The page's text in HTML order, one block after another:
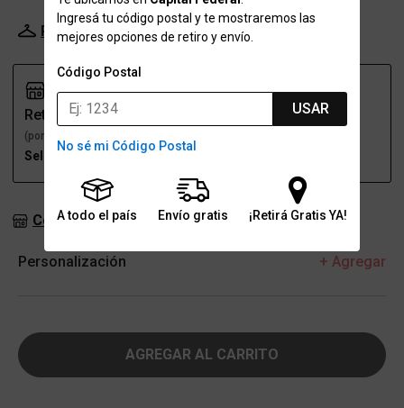
Ingresá tu código postal y te mostraremos las
mejores opciones de retiro y envío.
Código Postal
USAR
No sé mi Código Postal
A todo el país Envío gratis ¡Retirá Gratis YA!
Probador Virtual Tabla de talles
Retiro
(por una sucursal)
Seleccioná talle
Consultar stock en sucursales
Personalización + Agregar
AGREGAR AL CARRITO